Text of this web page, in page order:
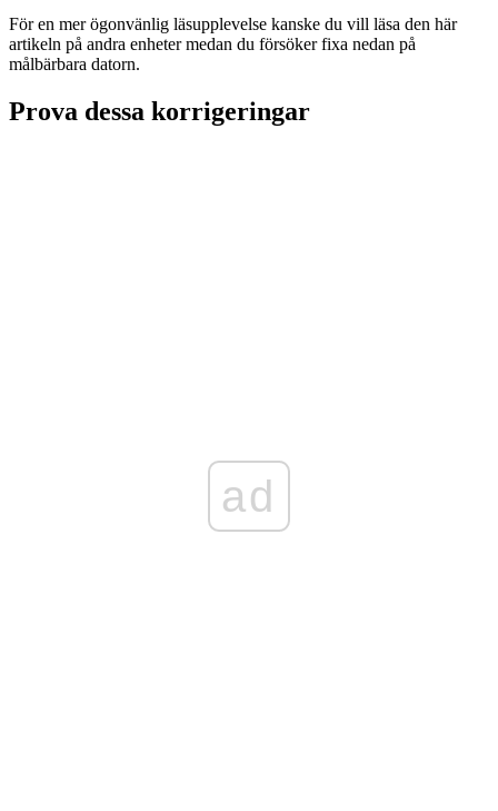
För en mer ögonvänlig läsupplevelse kanske du vill läsa den här
artikeln på andra enheter medan du försöker fixa nedan på
målbärbara datorn.
Prova dessa korrigeringar
ad